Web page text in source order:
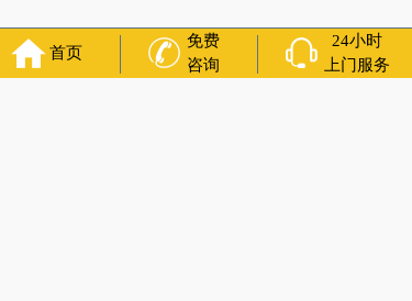
首页
免费
咨询
24小时
上门服务